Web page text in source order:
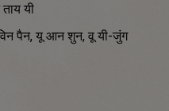
यी
पैन, यू आन शुन, वू यी-जुंग